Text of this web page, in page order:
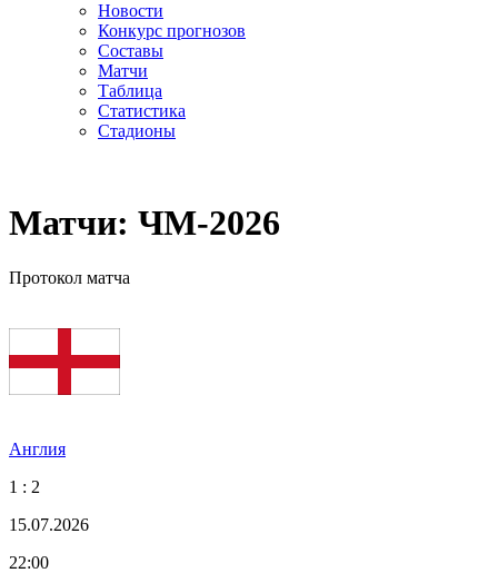
Новости
Конкурс прогнозов
Составы
Матчи
Таблица
Статистика
Стадионы
Матчи: ЧМ-2026
Протокол матча
Англия
1 : 2
15.07.2026
22:00